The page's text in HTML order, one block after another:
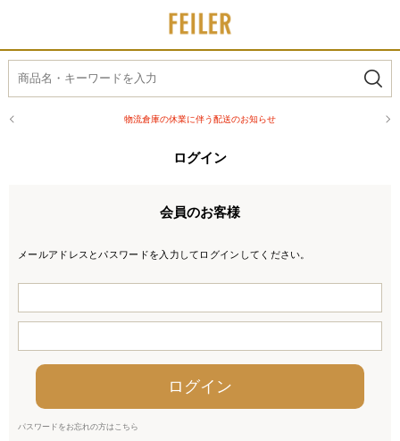
物流倉庫の休業に伴う配送のお知らせ
ログイン
会員のお客様
メールアドレスとパスワードを入力してログインしてください。
パスワードをお忘れの方はこちら